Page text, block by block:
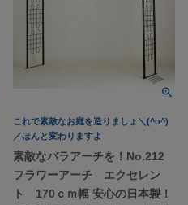
これで素敵なお庭を造りましょ＼(^o^)
／ほんと変わりますよ
素敵なバラアーチを！No.212
フラワーアーチ エクセレン
ト 170ｃｍ幅 安心の日本製！